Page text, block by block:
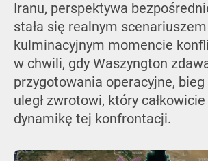
Iranu, perspektywa
stała się realnym
kulminacyjnym momencie
w chwili, gdy Waszyngton
przygotowania operacyjne,
uległ zwrotowi, który całkowicie
dynamikę tej konfrontacji.